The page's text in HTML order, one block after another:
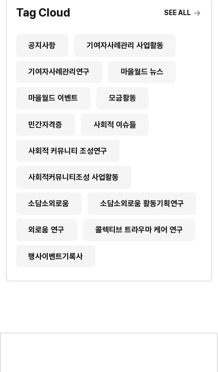
Tag Cloud SEE ALL
공지사항 기여자사례관리 사업활동
기여자사례관리연구 마을월드 뉴스
마을월드 이벤트 모금활동
민간자격증 사회적 이슈들
사회적 커뮤니티 조성연구
사회적커뮤니티조성 사업활동
소담소외로움 소담소외로움 활동기획연구
외로움 연구 콜렉티브 트라우마 케어 연구
행사이벤트기록사